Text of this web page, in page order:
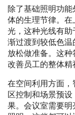
除了基础照明功
体的生理节律。在
光，这种光线有
渐过渡到较低色
放松做准备。这
改善员工的整体精
在空间利用方面
区控制和场景预
果。会议室需要明